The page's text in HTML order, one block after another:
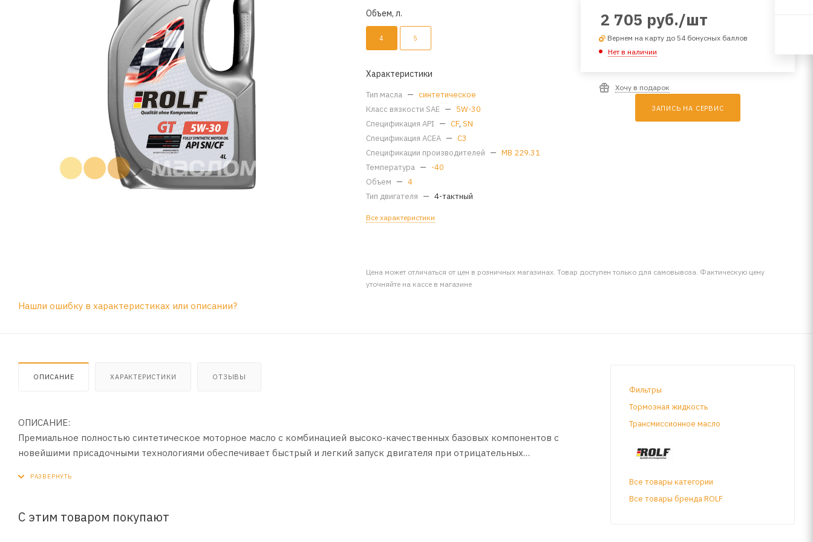
Объем, л.
4 5
Характеристики
Тип масла — синтетическое
Класс вязкости SAE — 5W-30
Спецификация API — CF,SN
Спецификация ACEA — C3
Спецификации производителей — MB 229.31
Температура — -40
Объем — 4
Тип двигателя — 4-тактный
Все характеристики
2 705 руб./шт
Вернем на карту до 54 бонусных баллов
Нет в наличии
Хочу в подарок
ЗАПИСЬ НА СЕРВИС
Цена может отличаться от цен в розничных магазинах. Товар доступен только для самовывоза. Фактическую цену
уточняйте на кассе в магазине
Нашли ошибку в характеристиках или описании?
ОПИСАНИЕ ХАРАКТЕРИСТИКИ ОТЗЫВЫ
ОПИСАНИЕ:
Премиальное полностью синтетическое моторное масло с комбинацией высоко-качественных базовых компонентов с
новейшими присадочными технологиями обеспечивает быстрый и легкий запуск двигателя при отрицательных
С этим товаром покупают
Фильтры
Тормозная жидкость
Трансмиссионное масло
Все товары категории
Все товары бренда ROLF